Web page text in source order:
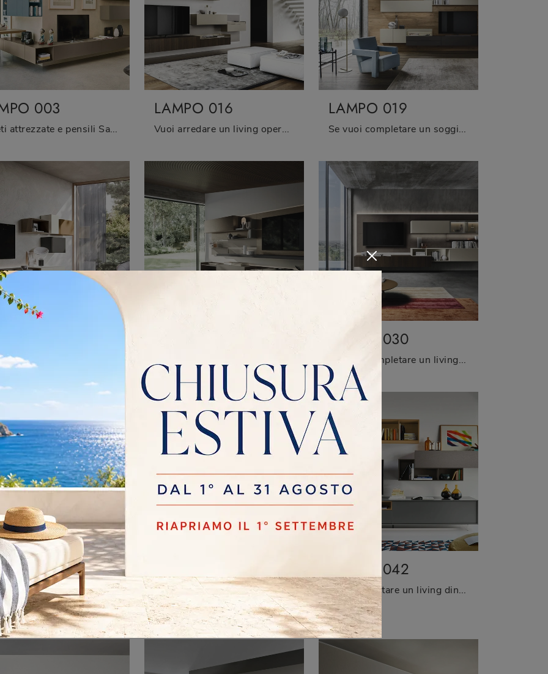
003
Pareti attrezzate e pensili Sangiacomo: clicca e scopri il modello Lampo 003 e potrai completare stanze moderne di ogni genere.
LAMPO 016
Vuoi arredare un living operativo e pratico? Ecco a te la parete attrezzata Lampo 016 Sangiacomo dalle forme decise moderne.
LAMPO 019
Se vuoi completare un soggiorno pratico e operativo dalle linee moderne, ecco a te la parete attrezzata Lampo 019 Sangiacomo.
LAMPO 030
Se vuoi completare un living operativo e pratico dalle linee moderne, ecco a te la parete attrezzata Lampo 030 Sangiacomo.
029
Se vuoi ultimare un living dinamico e operativo dalle linee moderne, ti presentiamo la parete attrezzata Lampo 029 Sangiacomo.
033
Vuoi allestire un soggiorno operativo e pratico? Ecco a te la parete attrezzata Lampo Riquadri 033 Sangiacomo dalle forme decise moderne.
LAMPO 042
Vuoi progettare un living dinamico e operativo? Ti presentiamo la parete attrezzata Lampo 042 Sangiacomo dalle forme decise moderne.